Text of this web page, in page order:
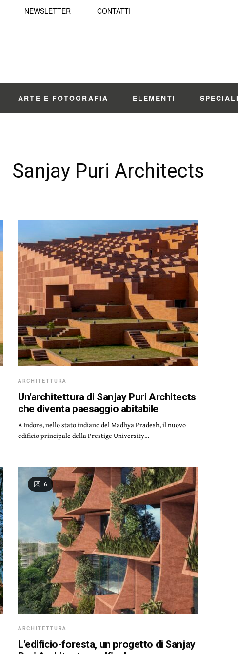
NEWSLETTER CONTATTI
ARTE E FOTOGRAFIA ELEMENTI SPECIALI
Sanjay Puri Architects
ARCHITETTURA
Un’architettura di Sanjay Puri Architects
che diventa paesaggio abitabile
A Indore, nello stato indiano del Madhya Pradesh, il nuovo
edificio principale della Prestige University…
6
ARCHITETTURA
L’edificio-foresta, un progetto di Sanjay